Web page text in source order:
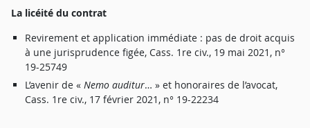
La licéité du contrat
Revirement et application immédiate : pas de droit acquis
à une jurisprudence figée, Cass. 1 re civ., 19 mai 2021 , n°
19-25749
L’avenir de « Nemo auditur… » et honoraires de l’avocat,
Cass. 1 re civ., 17 février 2021 , n° 19-22234